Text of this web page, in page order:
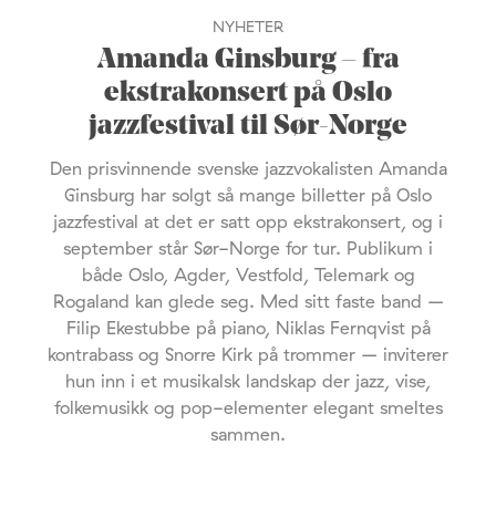
NYHETER
Amanda Ginsburg – fra
ekstrakonsert på Oslo
jazzfestival til Sør-Norge
Den prisvinnende svenske jazzvokalisten Amanda
Ginsburg har solgt så mange billetter på Oslo
jazzfestival at det er satt opp ekstrakonsert, og i
september står Sør-Norge for tur. Publikum i
både Oslo, Agder, Vestfold, Telemark og
Rogaland kan glede seg. Med sitt faste band –
Filip Ekestubbe på piano, Niklas Fernqvist på
kontrabass og Snorre Kirk på trommer – inviterer
hun inn i et musikalsk landskap der jazz, vise,
folkemusikk og pop-elementer elegant smeltes
sammen.